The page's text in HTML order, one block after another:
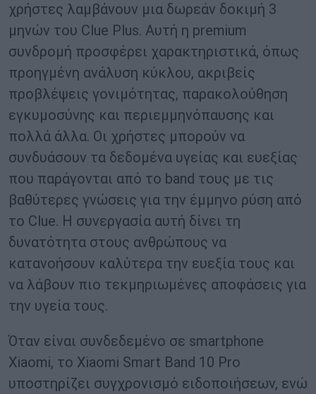
χρήστες λαμβάνουν μια δωρεάν δοκιμή 3
μηνών του Clue Plus. Αυτή η premium
συνδρομή προσφέρει χαρακτηριστικά, όπως
προηγμένη ανάλυση κύκλου, ακριβείς
προβλέψεις γονιμότητας, παρακολούθηση
εγκυμοσύνης και περιεμμηνόπαυσης και
πολλά άλλα. Οι χρήστες μπορούν να
συνδυάσουν τα δεδομένα υγείας και ευεξίας
που παράγονται από το band τους με τις
βαθύτερες γνώσεις για την έμμηνο ρύση από
το Clue. Η συνεργασία αυτή δίνει τη
δυνατότητα στους ανθρώπους να
κατανοήσουν καλύτερα την ευεξία τους και
να λάβουν πιο τεκμηριωμένες αποφάσεις για
την υγεία τους.
Όταν είναι συνδεδεμένο σε smartphone
Xiaomi, το Xiaomi Smart Band 10 Pro
υποστηρίζει συγχρονισμό ειδοποιήσεων, ενώ